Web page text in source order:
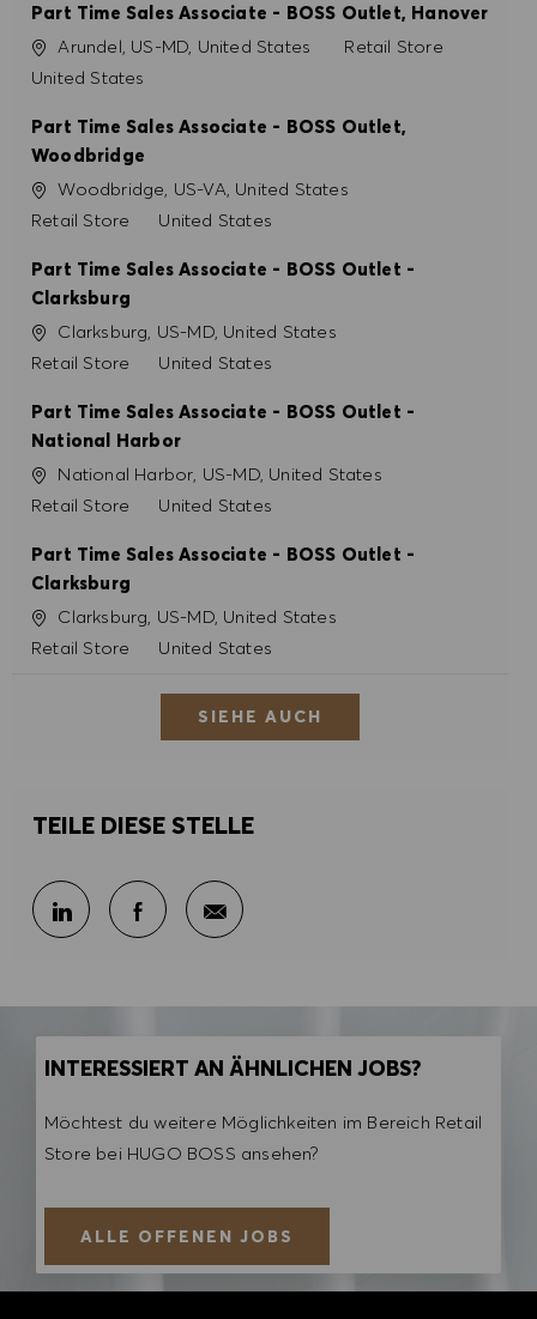
Part Time Sales Associate - BOSS Outlet, Hanover
Ort Arundel, US-MD, United States Kategorie
Retail Store
United States
Part Time Sales Associate - BOSS Outlet,
Woodbridge
OrtWoodbridge, US-VA, United States
Kategorie
Retail Store United States
Part Time Sales Associate - BOSS Outlet -
Clarksburg
Ort Clarksburg, US-MD, United States
Kategorie
Retail Store United States
Part Time Sales Associate - BOSS Outlet -
National Harbor
Ort National Harbor, US-MD, United States
Kategorie
Retail Store United States
Part Time Sales Associate - BOSS Outlet -
Clarksburg
Ort Clarksburg, US-MD, United States
Kategorie
Retail Store United States
SIEHE AUCH
TEILE DIESE STELLE
Über LinkedIn teilen
Über Facebook teilen
Per E-Mail teilen
INTERESSIERT AN ÄHNLICHEN JOBS?
Möchtest du weitere Möglichkeiten im Bereich Retail
Store bei HUGO BOSS ansehen?
ALLE OFFENEN JOBS